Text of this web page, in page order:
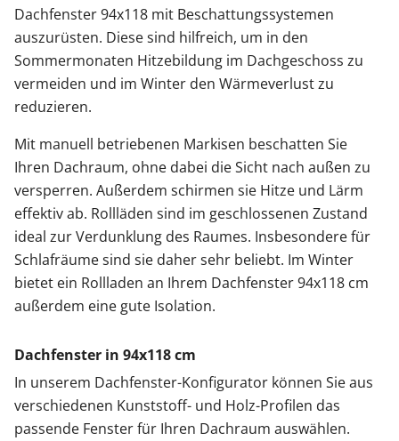
Dachfenster 94x118 mit Beschattungssystemen
auszurüsten. Diese sind hilfreich, um in den
Sommermonaten Hitzebildung im Dachgeschoss zu
vermeiden und im Winter den Wärmeverlust zu
reduzieren.
Mit manuell betriebenen Markisen beschatten Sie
Ihren Dachraum, ohne dabei die Sicht nach außen zu
versperren. Außerdem schirmen sie Hitze und Lärm
effektiv ab. Rollläden sind im geschlossenen Zustand
ideal zur Verdunklung des Raumes. Insbesondere für
Schlafräume sind sie daher sehr beliebt. Im Winter
bietet ein Rollladen an Ihrem Dachfenster 94x118 cm
außerdem eine gute Isolation.
Dachfenster in 94x118 cm
In unserem Dachfenster-Konfigurator können Sie aus
verschiedenen Kunststoff- und Holz-Profilen das
passende Fenster für Ihren Dachraum auswählen.